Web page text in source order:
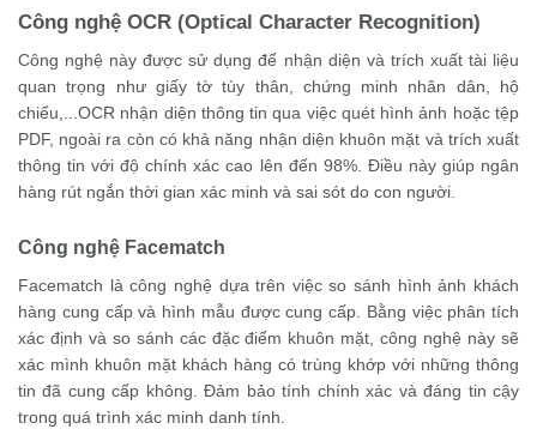
Công nghệ OCR (Optical Character Recognition)
Công nghệ này được sử dụng để nhận diện và trích xuất tài liệu
quan trọng như giấy tờ tùy thân, chứng minh nhân dân, hộ
chiếu,...OCR nhận diện thông tin qua việc quét hình ảnh hoặc tệp
PDF, ngoài ra còn có khả năng nhận diện khuôn mặt và trích xuất
thông tin với độ chính xác cao lên đến 98%. Điều này giúp ngân
hàng rút ngắn thời gian xác minh và sai sót do con người.
Công nghệ Facematch
Facematch là công nghệ dựa trên việc so sánh hình ảnh khách
hàng cung cấp và hình mẫu được cung cấp. Bằng việc phân tích
xác định và so sánh các đặc điểm khuôn mặt, công nghệ này sẽ
xác mình khuôn mặt khách hàng có trùng khớp với những thông
tin đã cung cấp không. Đảm bảo tính chính xác và đáng tin cậy
trong quá trình xác minh danh tính.